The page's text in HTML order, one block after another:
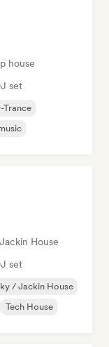
house
set
Trance
House
set
/ Jackin House
Tech House